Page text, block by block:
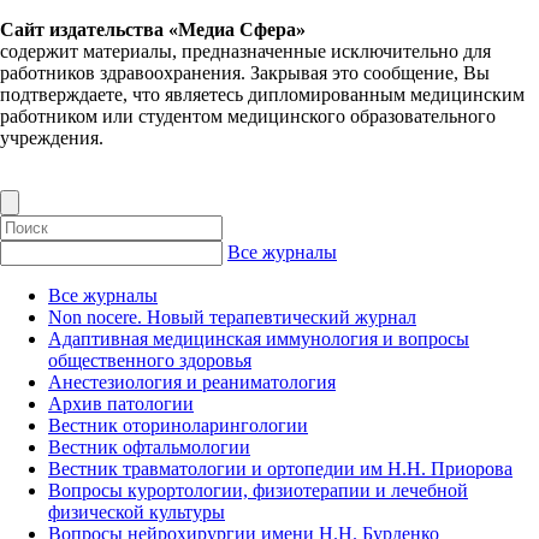
Сайт издательства «Медиа Сфера»
содержит материалы, предназначенные исключительно для
работников здравоохранения. Закрывая это сообщение, Вы
подтверждаете, что являетесь дипломированным медицинским
работником или студентом медицинского образовательного
учреждения.
Все журналы
Все журналы
Non nocere. Новый терапевтический журнал
Адаптивная медицинская иммунология и вопросы
общественного здоровья
Анестезиология и реаниматология
Архив патологии
Вестник оториноларингологии
Вестник офтальмологии
Вестник травматологии и ортопедии им Н.Н. Приорова
Вопросы курортологии, физиотерапии и лечебной
физической культуры
Вопросы нейрохирургии имени Н.Н. Бурденко